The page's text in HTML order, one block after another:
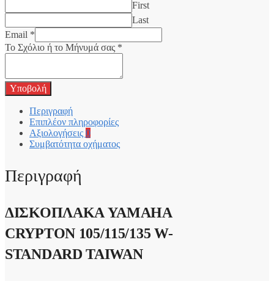
First
Last
Email *
Το Σχόλιο ή το Μήνυμά σας *
Υποβολή
Περιγραφή
Επιπλέον πληροφορίες
Αξιολογήσεις 0
Συμβατότητα οχήματος
Περιγραφή
ΔΙΣΚΟΠΛΑΚΑ YAMAHA
CRYPTON 105/115/135 W-
STANDARD TAIWAN